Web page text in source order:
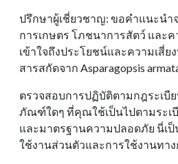
ปรึกษาผู้เชี่ยวชาญ: ขอคําแนะนํา
การเกษตร โภชนาการสัตว์ และ
เข้าใจถึงประโยชน์และความเสี่ย
สารสกัดจาก Asparagopsis
ตรวจสอบการปฏิบัติตามกฎระเบี
ภัณฑ์ใดๆ ที่คุณใช้เป็นไปตามระเ
และมาตรฐานความปลอดภัย นี่เ
ใช้งานส่วนตัวและการใช้งานทาง